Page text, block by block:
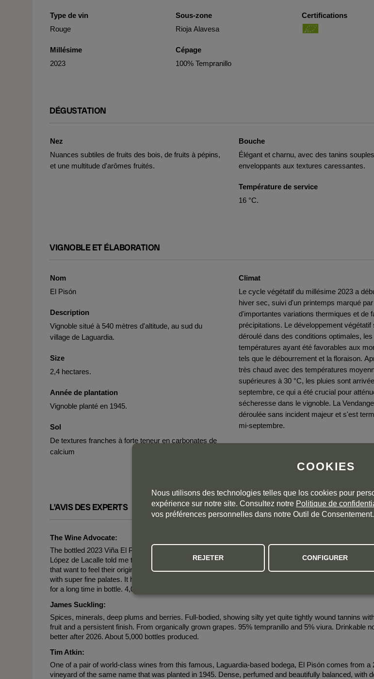
Type de vin
Rouge
Millésime
2023
Sous-zone
Rioja Alavesa
Cépage
100% Tempranillo
Certifications
DÉGUSTATION
Nez
Nuances subtiles de fruits des bois, de fruits à pépins,
et une multitude d'arômes fruités.
Bouche
Élégant et charnu, avec des tanins
enveloppants aux textures caressantes.
Température de service
16 °C.
VIGNOBLE ET ÉLABORATION
Nom
El Pisón
Description
Vignoble situé à 540 mètres d'altitude, au sud du
village de Laguardia.
Size
2,4 hectares.
Année de plantation
Vignoble planté en 1945.
Sol
De textures franches à forte teneur en carbonates de
calcium
Climat
Le cycle végétatif du millésime 2023 a
hiver sec, suivi d'un printemps marqué par
d'importantes variations thermiques et de
précipitations. Le développement végétatif
déroulé dans des conditions optimales, les
températures ayant été favorables aux
tels que le débourrement et la floraison.
très chaud avec des températures
supérieures à 30 °C, les pluies sont
septembre, ce qui a été crucial pour
sécheresse dans le vignoble. La
déroulée sans incident majeur et s'est
mi-septembre.
L'AVIS DES EXPERTS
The Wine Advocate:
The bottled 2023 Viña El Pisón is aromatic and elegant, but the real difference is the depth on the
López de Lacalle told me that he thinks "the 2023 wines are elegant, fluid, with engaging and fresh ripe
that want to feel their origin." It pretty much encapsulates what the 2023s are about: ripe fruit and
with super fine palates. It has freshness and superb balance. It's still young and unevolved, but it should
for a long time in bottle. 4,072 bottles produced. It was bottled in May 2025.
James Suckling:
Spices, minerals, deep plums and berries. Full-bodied, showing silty yet quite tightly wound tannins
fruit and a persistent finish. From organically grown grapes. 95% tempranillo and 5% viura. Drinkable
better after 2026. About 5,000 bottles produced.
Tim Atkin:
One of a pair of world-class wines from this famous, Laguardia-based bodega, El Pisón comes from a
vineyard of the same name that was planted in 1945. Dense, perfumed and beautifully balanced, with
COOKIES
Nous utilisons des technologies telles que los cookies pour
expérience sur notre site. Consultez notre Politique de
vos préférences personnelles dans notre Outil de Consentement.
REJETER CONFIGURER